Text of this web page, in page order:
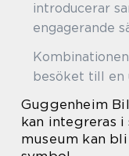
introducerar
engagerande
besöket till en
Guggenheim
kan integreras
museum kan